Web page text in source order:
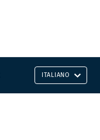
ITALIANO